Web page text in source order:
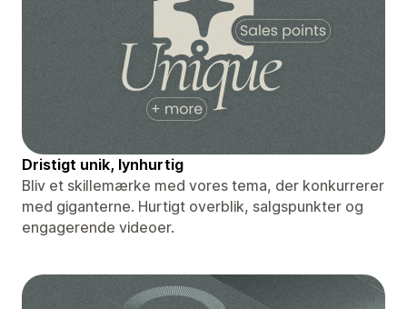
Dristigt unik, lynhurtig
Bliv et skillemærke med vores tema, der konkurrerer
med giganterne. Hurtigt overblik, salgspunkter og
engagerende videoer.